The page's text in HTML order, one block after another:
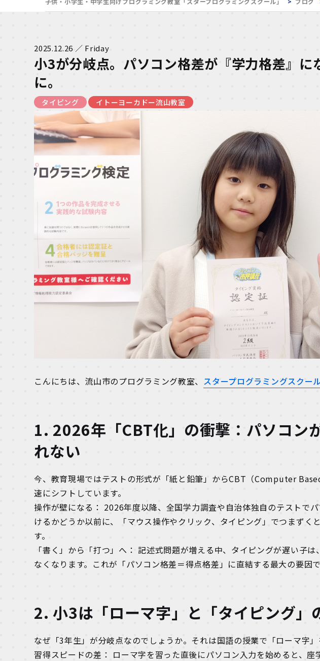
2025.12.26 ／ Friday
小3が分岐点。パソコン格差が『学力格差』に
に。
タイピング イトーヨーカドー流山教室
こんにちは、流山市のプログラミング教室、 スタープログラミングスクー
1. 2026年「CBT化」の衝撃：パソコン
れない
今、教育現場ではテストの形式が「紙と鉛筆」からCBT（Computer
速にシフトしています。
操作が壁になる： 2026年度以降、全国学力調査や自治体独自のテストで
けるかどうか以前に、「マウス操作やクリック、タイピング」でつまずく
す。
「書く」から「打つ」へ： 記述式問題が増える中、タイピングが遅い子
なくなります。これが「パソコン格差＝得点格差」に直結する最大の要因で
2. 小3は「ローマ字」と「タイピング」
なぜ「3年生」が分岐点なのでしょうか。それは国語の授業で「ローマ字」
習得スピードの差： ローマ字を習った直後にパソコン入力を始めると、座